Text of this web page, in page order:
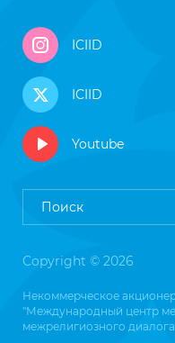
ICIID
ICIID
Youtube
Copyright © 2026
Некоммерческое
"Международный центр
межрелигиозного